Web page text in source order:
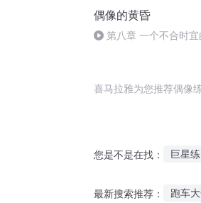
偶像的黄昏
第八章 一个不合时宜
喜马拉雅为您推荐偶像
您是不是在找： 巨星
最新搜索推荐： 跑车